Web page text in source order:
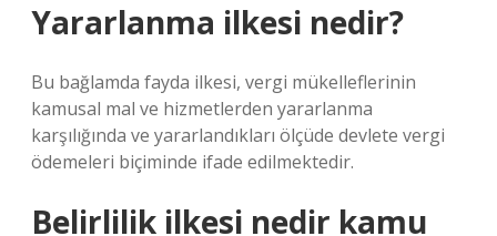
Yararlanma ilkesi nedir?
Bu bağlamda fayda ilkesi, vergi mükelleflerinin
kamusal mal ve hizmetlerden yararlanma
karşılığında ve yararlandıkları ölçüde devlete vergi
ödemeleri biçiminde ifade edilmektedir.
Belirlilik ilkesi nedir kamu